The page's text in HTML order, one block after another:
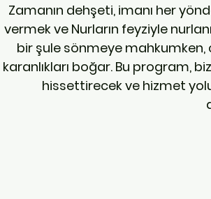
Zamanın dehşeti, imanı her
vermek ve Nurların feyziyle
bir şule sönmeye
karanlıkları boğar. Bu program,
hissettirecek ve hizmet